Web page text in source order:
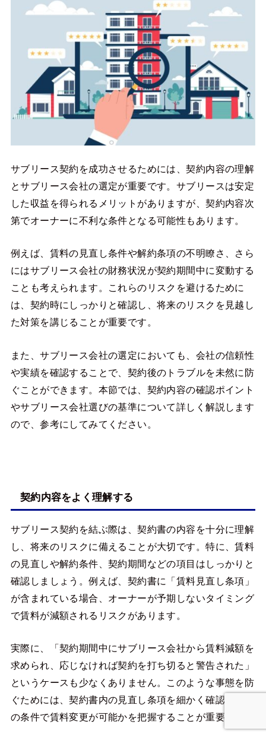
サブリース契約を成功させるためには、契約内容の理解
とサブリース会社の選定が重要です。サブリースは安定
した収益を得られるメリットがありますが、契約内容次
第でオーナーに不利な条件となる可能性もあります。
例えば、賃料の見直し条件や解約条項の不明瞭さ、さら
にはサブリース会社の財務状況が契約期間中に変動する
ことも考えられます。これらのリスクを避けるために
は、契約時にしっかりと確認し、将来のリスクを見越し
た対策を講じることが重要です。
また、サブリース会社の選定においても、会社の信頼性
や実績を確認することで、契約後のトラブルを未然に防
ぐことができます。本節では、契約内容の確認ポイント
やサブリース会社選びの基準について詳しく解説します
ので、参考にしてみてください。
契約内容をよく理解する
サブリース契約を結ぶ際は、契約書の内容を十分に理解
し、将来のリスクに備えることが大切です。特に、賃料
の見直しや解約条件、契約期間などの項目はしっかりと
確認しましょう。例えば、契約書に「賃料見直し条項」
が含まれている場合、オーナーが予期しないタイミング
で賃料が減額されるリスクがあります。
実際に、「契約期間中にサブリース会社から賃料減額を
求められ、応じなければ契約を打ち切ると警告された」
というケースも少なくありません。このような事態を防
ぐためには、契約書内の見直し条項を細かく確認し、ど
の条件で賃料変更が可能かを把握することが重要です。